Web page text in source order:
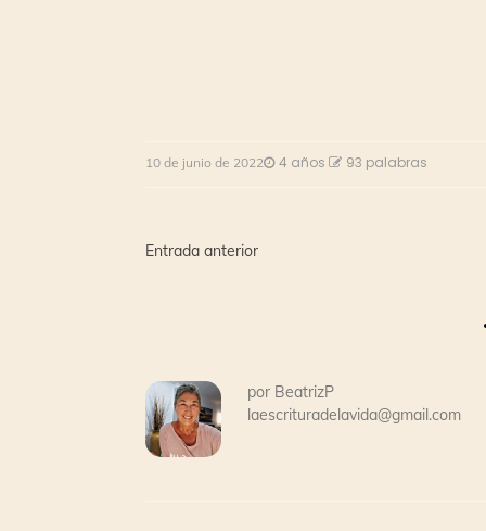
10 de junio de 2022 4 años 93 palabras
Navegación
Entrada anterior
por BeatrizP
laescrituradelavida@gmail.com